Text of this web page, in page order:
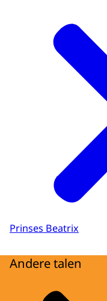
Prinses Beatrix
Andere talen